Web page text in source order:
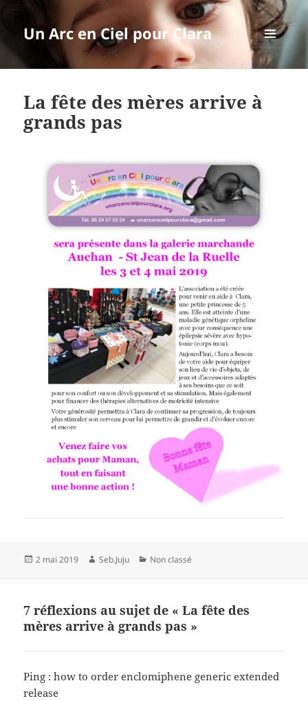
Un Arc en Ciel pour Clara
MENU
ET
La fête des mères arrive à
grands pas
Publié
2 mai 2019 Auteur
Seb.Juju Catégories
Non classé
7 réflexions au sujet de « La fête des
mères arrive à grands pas »
Ping :how to order enclomiphene generic extended
release